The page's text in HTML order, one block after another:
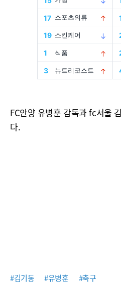
FC안양 유병훈 감독과 fc서울
다.
#김기동 #유병훈 #축구